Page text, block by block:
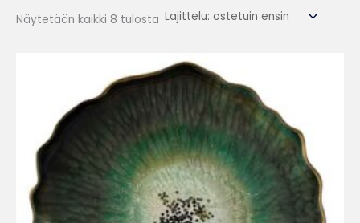
Näytetään kaikki 8 tulosta